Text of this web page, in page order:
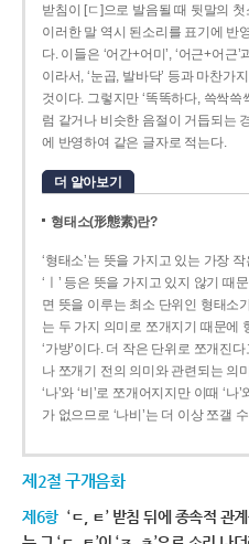
받침이 [ㄷ]으로 발음될 때 뒷말의
이러한 말 역시 된소리를 표기에 반
다. 이들은 ‘어간+어미’, ‘어근+어
이라서, ‘눈곱, 발바닥’ 등과 마찬가
것이다. 그렇지만 ‘똑똑하다, 쓱싹쓱
럼 같거나 비슷한 음절이 거듭되는
에 반영하여 같은 글자로 적는다.
더 알아보기
형태소(形態素)란?
‘형태소’는 뜻을 가지고 있는 가장
‘ㅣ’ 등은 뜻을 가지고 있지 않기 때
면 뜻을 이루는 최소 단위인 형태소가
는 두 가지 의미로 쪼개지기 때문에
‘가방’이다. 더 작은 단위로 쪼개진
나 쪼개기 전의 의미와 관련되는 의
‘나’와 ‘비’로 쪼개어지지만 이때 ‘나
가 없으므로 ‘나비’는 더 이상 쪼갤
제2절 구개음화
제6항 ‘ㄷ, ㅌ’ 받침 뒤에 종속적 관